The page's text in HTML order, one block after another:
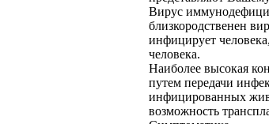
Вирус
близкородственен
инфицирует
человека.
Наиболее высокая
путем передачи
инфицированных
возможность